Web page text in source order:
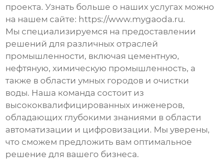
проекта. Узнать больше о наших услугах можно
на нашем сайте: https://www.mygaoda.ru.
Мы специализируемся на предоставлении
решений для различных отраслей
промышленности, включая цементную,
нефтяную, химическую промышленность, а
также в области умных городов и очистки
воды. Наша команда состоит из
высококвалифицированных инженеров,
обладающих глубокими знаниями в области
автоматизации и цифровизации. Мы уверены,
что сможем предложить вам оптимальное
решение для вашего бизнеса.